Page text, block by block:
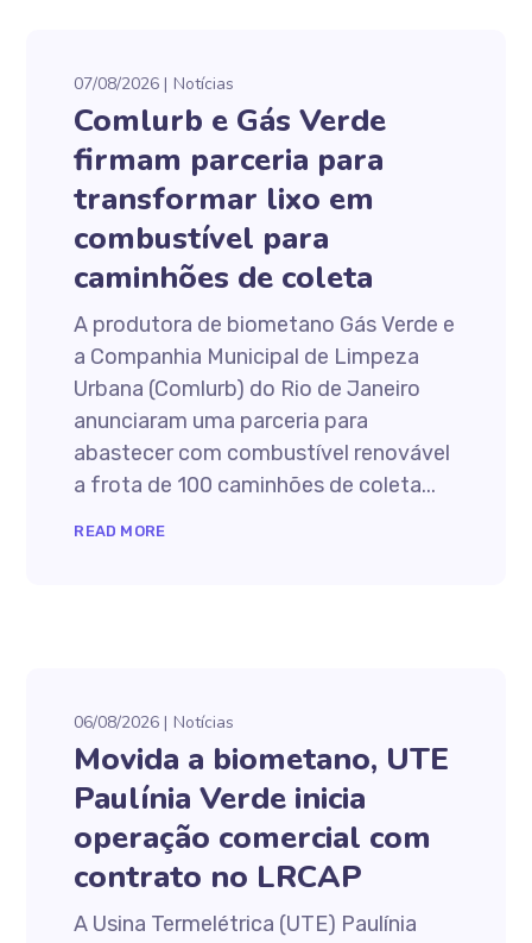
07/08/2026 Notícias
Comlurb e Gás Verde
firmam parceria para
transformar lixo em
combustível para
caminhões de coleta
A produtora de biometano Gás Verde e
a Companhia Municipal de Limpeza
Urbana (Comlurb) do Rio de Janeiro
anunciaram uma parceria para
abastecer com combustível renovável
a frota de 100 caminhões de coleta...
READ MORE
06/08/2026 Notícias
Movida a biometano, UTE
Paulínia Verde inicia
operação comercial com
contrato no LRCAP
A Usina Termelétrica (UTE) Paulínia